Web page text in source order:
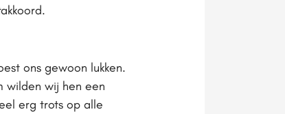
ons gewoon lukken.
wilden wij hen een
erg trots op alle